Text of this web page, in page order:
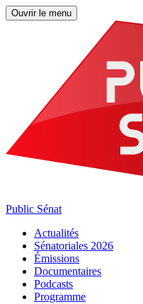
Ouvrir le menu
Public Sénat
Actualités
Sénatoriales 2026
Émissions
Documentaires
Podcasts
Programme